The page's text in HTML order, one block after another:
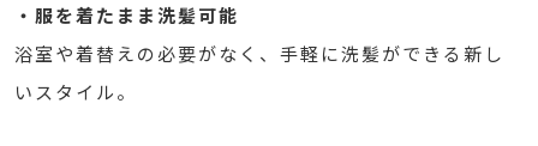
・服を着たまま洗髪可能
浴室や着替えの必要がなく、手軽に洗髪ができる新し
いスタイル。